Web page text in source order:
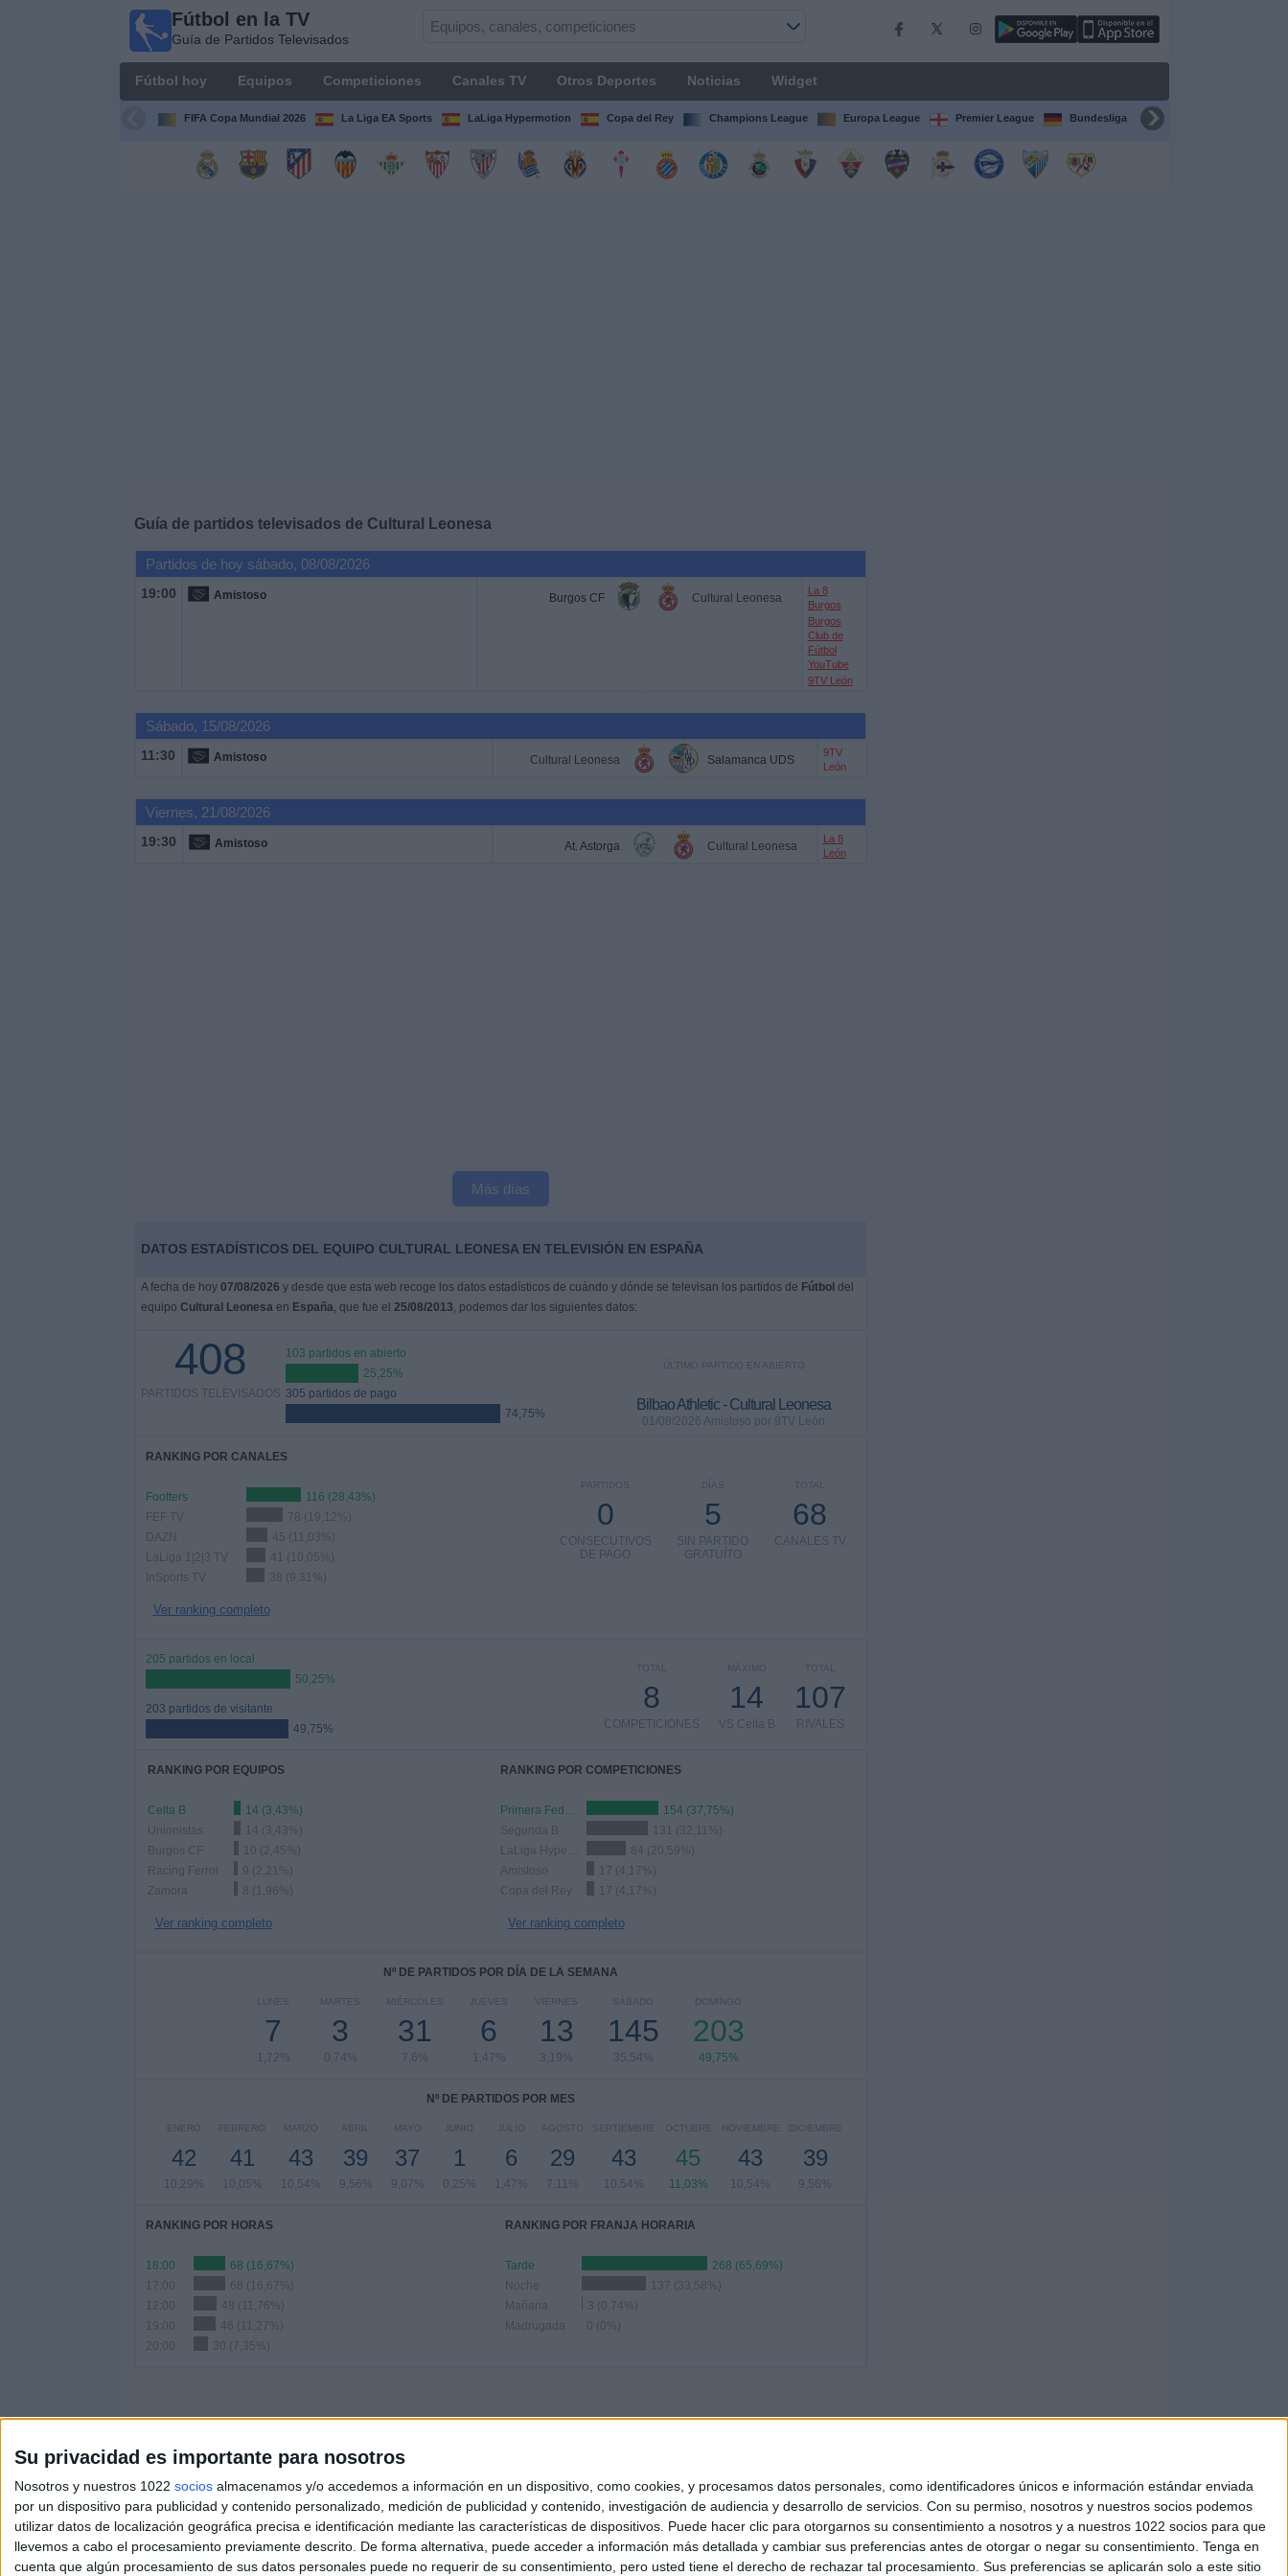
Su privacidad es importante para nosotros
Nosotros y nuestros 1022 socios almacenamos y/o accedemos a información en un dispositivo, como cookies, y procesamos datos personales, como identificadores únicos e información estándar enviada
por un dispositivo para publicidad y contenido personalizado, medición de publicidad y contenido, investigación de audiencia y desarrollo de servicios. Con su permiso, nosotros y nuestros socios podemos
utilizar datos de localización geográfica precisa e identificación mediante las características de dispositivos. Puede hacer clic para otorgarnos su consentimiento a nosotros y a nuestros 1022 socios para que
llevemos a cabo el procesamiento previamente descrito. De forma alternativa, puede acceder a información más detallada y cambiar sus preferencias antes de otorgar o negar su consentimiento. Tenga en
cuenta que algún procesamiento de sus datos personales puede no requerir de su consentimiento, pero usted tiene el derecho de rechazar tal procesamiento. Sus preferencias se aplicarán solo a este sitio
Fútbol en la TV
Guía de Partidos Televisados
Fútbol hoy Equipos Competiciones Canales TV Otros Deportes Noticias Widget
FIFA Copa Mundial 2026 La Liga EA Sports LaLiga Hypermotion Copa del Rey Champions League Europa League Premier League Bundesliga Supercopa de España
Guía de partidos televisados de Cultural Leonesa
Partidos de hoy sábado, 08/08/2026
19:00 Amistoso Burgos CF Cultural Leonesa
La 8
Burgos
Burgos
Club de
Fútbol
YouTube
9TV León
Sábado, 15/08/2026
11:30 Amistoso Cultural Leonesa Salamanca UDS
9TV
León
Viernes, 21/08/2026
19:30 Amistoso At. Astorga Cultural Leonesa
La 8
León
Más días
DATOS ESTADÍSTICOS DEL EQUIPO CULTURAL LEONESA EN TELEVISIÓN EN ESPAÑA
A fecha de hoy 07/08/2026 y desde que esta web recoge los datos estadísticos de cuándo y dónde se televisan los partidos de Fútbol del
equipo Cultural Leonesaen España, que fue el 25/08/2013, podemos dar los siguientes datos:
408
PARTIDOS TELEVISADOS
103 partidos en abierto
25,25%
305 partidos de pago
74,75%
ÚLTIMO PARTIDO EN ABIERTO
Bilbao Athletic - Cultural Leonesa
01/08/2026 Amistoso por 9TV León
RANKING POR CANALES
Footters
116 (28,43%)
FEF TV
78 (19,12%)
DAZN
45 (11,03%)
LaLiga 1|2|3 TV
41 (10,05%)
InSports TV
38 (9,31%)
Ver ranking completo
TOTAL
68
CANALES TV
DÍAS
5
SIN PARTIDO
GRATUÍTO
PARTIDOS
0
CONSECUTIVOS
DE PAGO
205 partidos en local
50,25%
203 partidos de visitante
49,75%
TOTAL
107
RIVALES
MÁXIMO
14
VS Celta B
TOTAL
8
COMPETICIONES
RANKING POR EQUIPOS
Celta B
14 (3,43%)
Unionistas
14 (3,43%)
Burgos CF
10 (2,45%)
Racing Ferrol
9 (2,21%)
Zamora
8 (1,96%)
Ver ranking completo
RANKING POR COMPETICIONES
Primera Federación
154 (37,75%)
Segunda B
131 (32,11%)
84 (20,59%)
Amistoso
17 (4,17%)
Copa del Rey
17 (4,17%)
Ver ranking completo
Nº DE PARTIDOS POR DÍA DE LA SEMANA
LUNES
7
1,72%
MARTES
3
0,74%
MIÉRCOLES
31
7,6%
JUEVES
6
1,47%
VIERNES
13
3,19%
SÁBADO
145
35,54%
DOMINGO
203
49,75%
Nº DE PARTIDOS POR MES
ENERO
42
10,29%
FEBRERO
41
10,05%
MARZO
43
10,54%
ABRIL
39
9,56%
MAYO
37
9,07%
JUNIO
1
0,25%
JULIO
6
1,47%
AGOSTO
29
7,11%
SEPTIEMBRE
43
10,54%
OCTUBRE
45
11,03%
NOVIEMBRE
43
10,54%
DICIEMBRE
39
9,56%
RANKING POR HORAS
18:00
68 (16,67%)
17:00
68 (16,67%)
12:00
48 (11,76%)
19:00
46 (11,27%)
20:00
30 (7,35%)
RANKING POR FRANJA HORARIA
Tarde
268 (65,69%)
Noche
137 (33,58%)
Mañana
3 (0,74%)
Madrugada
0 (0%)
En este momento,hay 41 partidos televisados en directo
el Burgos CF - Cultural Leonesaque se disputará el próximo sábado, 8 de agosto de 2026 a las 19:00y que serátelevisado por La 8 Burgos, Burgos Club de Fútbol YouTube,
Cambiar a tu zona horaria Fútbol en la tele en España